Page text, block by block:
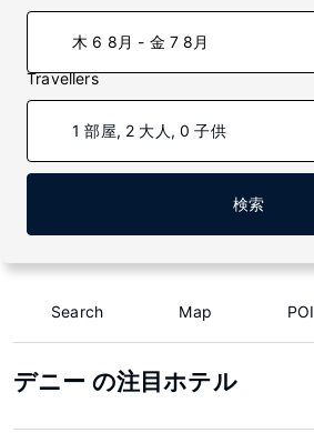
木 6 8月 - 金 7 8月
Travellers
1 部屋, 2 大人, 0 子供
検索
Search Map POI
デニー の注目ホテル